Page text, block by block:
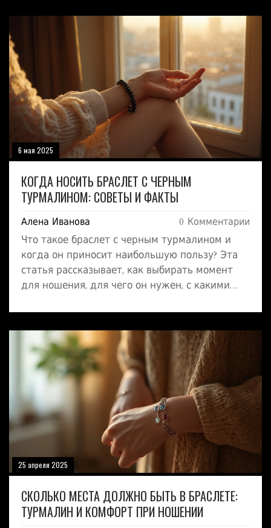
6 мая 2025
КОГДА НОСИТЬ БРАСЛЕТ С ЧЕРНЫМ
ТУРМАЛИНОМ: СОВЕТЫ И ФАКТЫ
Алена Иванова 0 Комментарии
Что такое браслет с черным турмалином и
когда он приносит наибольшую пользу? Эта
статья рассказывает, как выбирать момент
для ношения, для чего он нужен, с какими
получить от камня максимум пользы. Здесь
минимум теории и максимум практических
советов на каждый день. Если вы не уверены,
когда надеть такой браслет, вы найдете
чёткие ответы. Будет интересно даже тем,
кто только начинает знакомство с
турмалином.
25 апреля 2025
СКОЛЬКО МЕСТА ДОЛЖНО БЫТЬ В БРАСЛЕТЕ:
ТУРМАЛИН И КОМФОРТ ПРИ НОШЕНИИ